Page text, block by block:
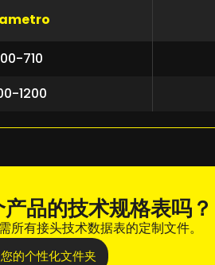
710
1200
品的技术规格表吗？
所有接头技术数据表的定制文件。
的个性化文件夹